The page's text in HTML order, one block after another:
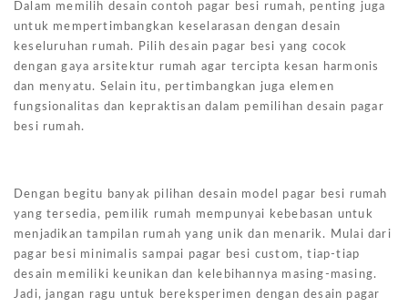
Dalam memilih desain contoh pagar besi rumah, penting juga
untuk mempertimbangkan keselarasan dengan desain
keseluruhan rumah. Pilih desain pagar besi yang cocok
dengan gaya arsitektur rumah agar tercipta kesan harmonis
dan menyatu. Selain itu, pertimbangkan juga elemen
fungsionalitas dan kepraktisan dalam pemilihan desain pagar
besi rumah.
Dengan begitu banyak pilihan desain model pagar besi rumah
yang tersedia, pemilik rumah mempunyai kebebasan untuk
menjadikan tampilan rumah yang unik dan menarik. Mulai dari
pagar besi minimalis sampai pagar besi custom, tiap-tiap
desain memiliki keunikan dan kelebihannya masing-masing.
Jadi, jangan ragu untuk bereksperimen dengan desain pagar